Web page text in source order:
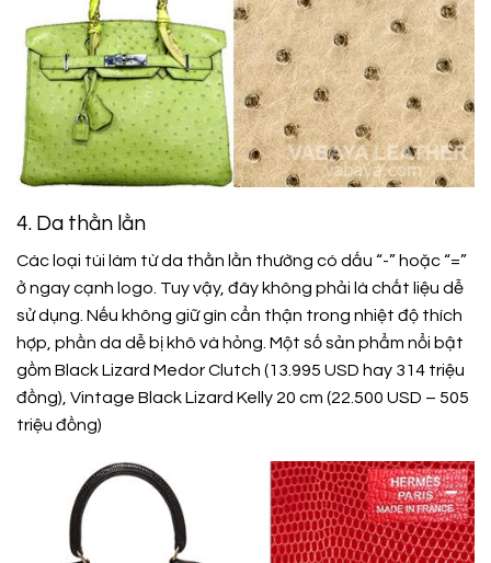
4. Da thằn lằn
Các loại túi làm từ da thằn lằn thường có dấu “-” hoặc “=”
ở ngay cạnh logo. Tuy vậy, đây không phải là chất liệu dễ
sử dụng. Nếu không giữ gìn cẩn thận trong nhiệt độ thích
hợp, phần da dễ bị khô và hỏng. Một số sản phẩm nổi bật
gồm Black Lizard Medor Clutch (13.995 USD hay 314 triệu
đồng), Vintage Black Lizard Kelly 20 cm (22.500 USD – 505
triệu đồng)